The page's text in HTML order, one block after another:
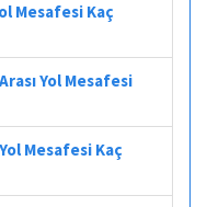
Mesafesi Kaç
Yol Mesafesi
Mesafesi Kaç